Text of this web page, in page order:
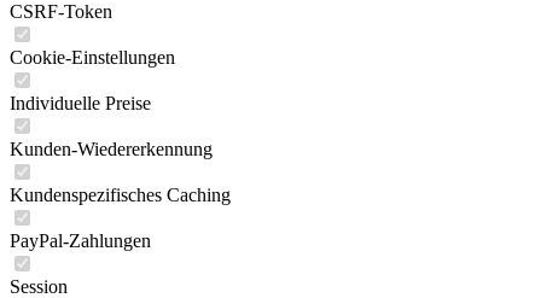
CSRF-Token
Cookie-Einstellungen
Individuelle Preise
Kunden-Wiedererkennung
Kundenspezifisches Caching
PayPal-Zahlungen
Session